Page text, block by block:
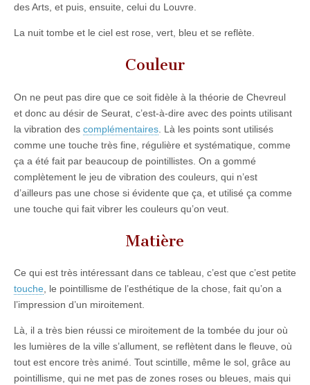
des Arts, et puis, ensuite, celui du Louvre.
La nuit tombe et le ciel est rose, vert, bleu et se reflète.
Couleur
On ne peut pas dire que ce soit fidèle à la théorie de Chevreul
et donc au désir de Seurat, c’est-à-dire avec des points utilisant
la vibration des complémentaires . Là les points sont utilisés
comme une touche très fine, régulière et systématique, comme
ça a été fait par beaucoup de pointillistes. On a gommé
complètement le jeu de vibration des couleurs, qui n’est
d’ailleurs pas une chose si évidente que ça, et utilisé ça comme
une touche qui fait vibrer les couleurs qu’on veut.
Matière
Ce qui est très intéressant dans ce tableau, c’est que c’est petite
touche, le pointillisme de l’esthétique de la chose, fait qu’on a
l’impression d’un miroitement.
Là, il a très bien réussi ce miroitement de la tombée du jour où
les lumières de la ville s’allument, se reflètent dans le fleuve, où
tout est encore très animé. Tout scintille, même le sol, grâce au
pointillisme, qui ne met pas de zones roses ou bleues, mais qui